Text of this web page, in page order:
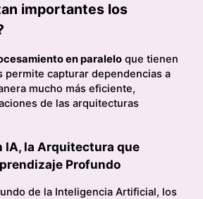
importantes los
en paralelo que tienen
permite capturar dependencias a
mucho más eficiente,
de las arquitecturas
IA, la Arquitectura que
Profundo
de la Inteligencia Artificial, los